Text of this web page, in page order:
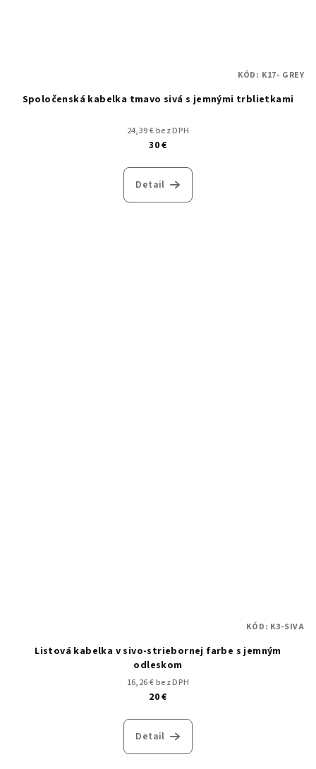
Spoločenská kabelka tmavo sivá s jemnými trblietkami
24,39 € bez DPH
30 €
Detail
KÓD: K17- GREY
Listová kabelka v sivo-striebornej farbe s jemným
odleskom
16,26 € bez DPH
20 €
Detail
KÓD: K3-SIVA